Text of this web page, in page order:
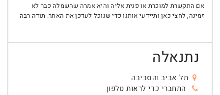
אם התקשרת למוכרת או פנית אליה והיא אמרה שהשמלה כבר לא
זמינה, לחצי כאן ותיידעי אותנו כדי שנוכל לעדכן את האתר. תודה רבה
נתנאלה
תל אביב והסביבה
התחברי כדי לראות טלפון